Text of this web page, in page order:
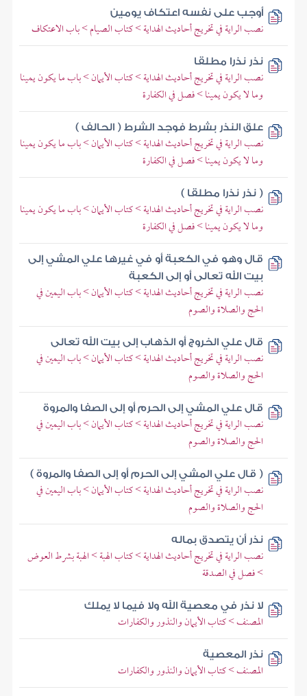
أوجب على نفسه اعتكاف يومين
نصب الراية في تخريج أحاديث الهداية > كتاب الصيام > باب الاعتكاف
نذر نذرا مطلقا
نصب الراية في تخريج أحاديث الهداية > كتاب الأيمان > باب ما يكون يمينا
وما لا يكون يمينا > فصل في الكفارة
علق النذر بشرط فوجد الشرط ( الحالف )
نصب الراية في تخريج أحاديث الهداية > كتاب الأيمان > باب ما يكون يمينا
وما لا يكون يمينا > فصل في الكفارة
( نذر نذرا مطلقا )
نصب الراية في تخريج أحاديث الهداية > كتاب الأيمان > باب ما يكون يمينا
وما لا يكون يمينا > فصل في الكفارة
قال وهو في الكعبة أو في غيرها علي المشي إلى
بيت الله تعالى أو إلى الكعبة
نصب الراية في تخريج أحاديث الهداية > كتاب الأيمان > باب اليمين في
الحج والصلاة والصوم
قال علي الخروج أو الذهاب إلى بيت الله تعالى
نصب الراية في تخريج أحاديث الهداية > كتاب الأيمان > باب اليمين في
الحج والصلاة والصوم
قال علي المشي إلى الحرم أو إلى الصفا والمروة
نصب الراية في تخريج أحاديث الهداية > كتاب الأيمان > باب اليمين في
الحج والصلاة والصوم
( قال علي المشي إلى الحرم أو إلى الصفا والمروة )
نصب الراية في تخريج أحاديث الهداية > كتاب الأيمان > باب اليمين في
الحج والصلاة والصوم
نذر أن يتصدق بماله
نصب الراية في تخريج أحاديث الهداية > كتاب الهبة > الهبة بشرط العوض
> فصل في الصدقة
لا نذر في معصية الله ولا فيما لا يملك
المصنف > كتاب الأيمان والنذور والكفارات
نذر المعصية
المصنف > كتاب الأيمان والنذور والكفارات